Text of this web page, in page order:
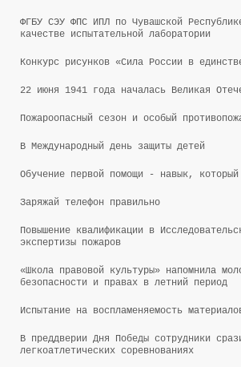
ФГБУ СЭУ ФПС ИПЛ по Чувашской
качестве испытательной лаборатории
Конкурс рисунков «Сила России в
22 июня 1941 года началась Великая
Пожароопасный сезон и особый
В Международный день защиты детей
Обучение первой помощи - навык,
Заряжай телефон правильно
Повышение квалификации в
экспертизы пожаров
«Школа правовой культуры» напомнила
безопасности и правах в летний период
Испытание на воспламеняемость
В преддверии Дня Победы сотрудники
легкоатлетических соревнованиях